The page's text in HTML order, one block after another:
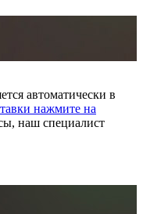
автоматически в
нажмите на
наш специалист